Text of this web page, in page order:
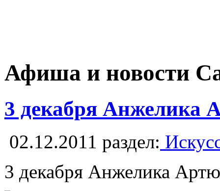
Афиша и новости
3 декабря Анжелика
02.12.2011 раздел:
3 декабря Анжелика